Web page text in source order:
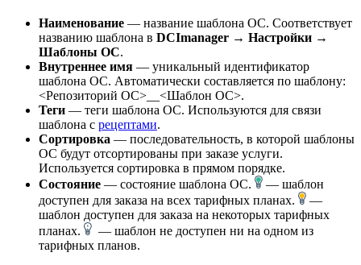
Наименование — название шаблона ОС. Соответствует
названию шаблона в DCImanager → Настройки →
Шаблоны ОС.
Внутреннее имя — уникальный идентификатор
шаблона ОС. Автоматически составляется по шаблону:
<Репозиторий ОС>__<Шаблон ОС>.
Теги — теги шаблона ОС. Используются для связи
шаблона с рецептами.
Сортировка — последовательность, в которой шаблоны
ОС будут отсортированы при заказе услуги.
Используется сортировка в прямом порядке.
Состояние — состояние шаблона ОС.
— шаблон
доступен для заказа на всех тарифных планах.
—
шаблон доступен для заказа на некоторых тарифных
планах.
— шаблон не доступен ни на одном из
тарифных планов.